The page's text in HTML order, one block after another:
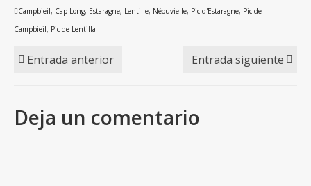
Campbieil, Cap Long, Estaragne, Lentille, Néouvielle, Pic d'Estaragne, Pic de
Campbieil, Pic de Lentilla
Entrada anterior Entrada siguiente
Deja un comentario